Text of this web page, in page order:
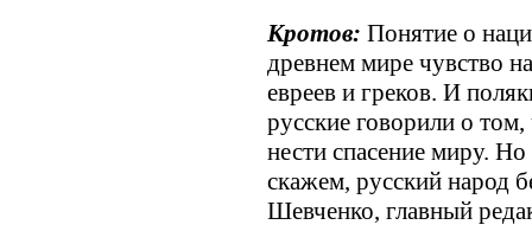
Кротов: Понятие о
древнем мире чувство
евреев и греков. И
русские говорили о
нести спасение миру.
скажем, русский народ
Шевченко, главный